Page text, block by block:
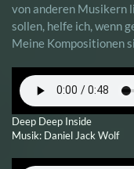
von anderen Musikern
sollen, helfe ich, wenn
Meine Kompositionen
Deep Deep Inside
Musik: Daniel Jack Wolf